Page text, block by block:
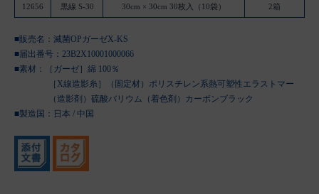
12656 黒線 S-30 30cm × 30cm 30枚入（10袋） 2箱
■販売名：滅菌OPガーゼX-KS
■届出番号：23B2X10001000066
■素材：［ガーゼ］綿 100％
［X線造影糸］（固定材）ポリスチレン系熱可塑性エラストマー
（造影剤）硫酸バリウム（着色剤）カーボンブラック
■製造国： 日本 / 中国